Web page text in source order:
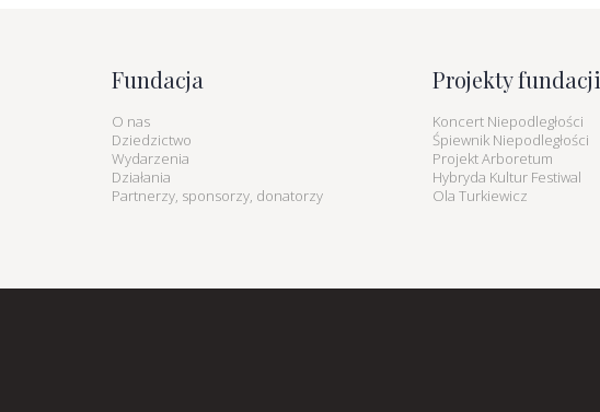
Fundacja
O nas
Dziedzictwo
Wydarzenia
Działania
Partnerzy, sponsorzy, donatorzy
Projekty fundacji
Koncert Niepodległości
Śpiewnik Niepodległości
Projekt Arboretum
Hybryda Kultur Festiwal
Ola Turkiewicz